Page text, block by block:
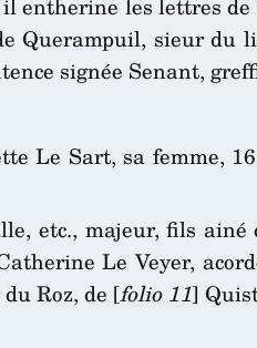
les lettres de
Querampuil, sieur du
signée Senant,
Le Sart, sa femme,
etc., majeur, fils
Le Veyer,
Roz, de [folio 11]